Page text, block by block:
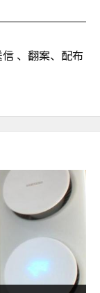
、翻案、配布